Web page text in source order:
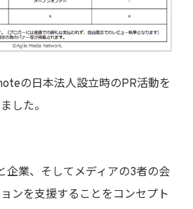
の日本法人設立時のPR活動を
した。
企業、そしてメディアの3者の会
ンを支援することをコンセプト